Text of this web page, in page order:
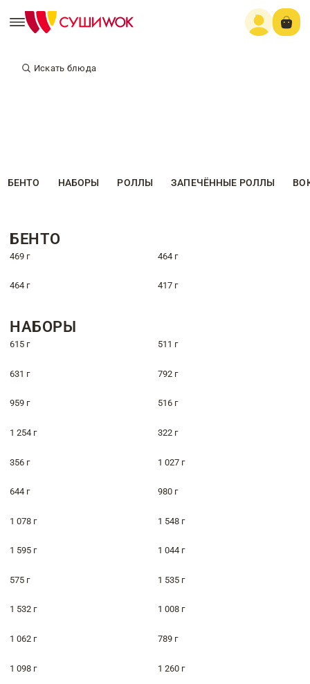
Искать блюда
БЕНТО НАБОРЫ РОЛЛЫ ЗАПЕЧЁННЫЕ РОЛЛЫ
БЕНТО
469 г 464 г
464 г 417 г
НАБОРЫ
615 г 511 г
631 г 792 г
959 г 516 г
1 254 г 322 г
356 г 1 027 г
644 г 980 г
1 078 г 1 548 г
1 595 г 1 044 г
575 г 1 535 г
1 532 г 1 008 г
1 062 г 789 г
1 098 г 1 260 г